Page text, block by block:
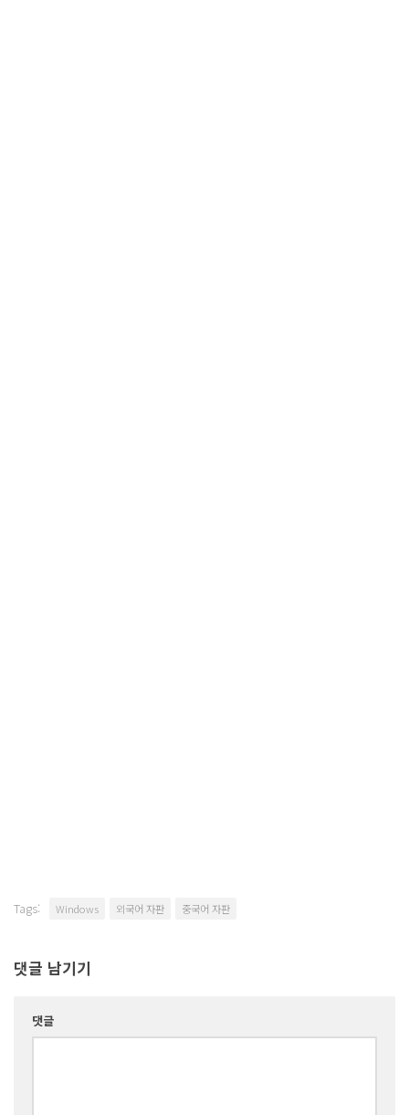
Tags: Windows 외국어 자판 중국어 자판
댓글 남기기
댓글